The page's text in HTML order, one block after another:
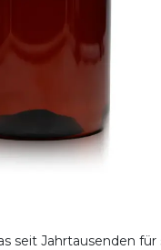
seit Jahrtausenden